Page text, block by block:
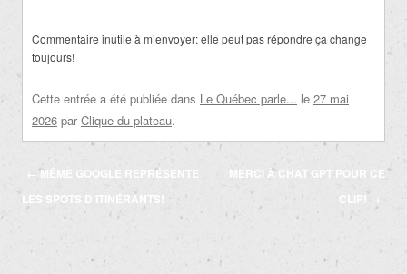
Commentaire inutile à m’envoyer: elle peut pas répondre ça change
toujours!
Cette entrée a été publiée dans Le Québec parle... le 27 mai
2026 par Clique du plateau.
Navigation
des
articles
← MÊME GOOGLE REPRÉSENTE
LES SPOTS D’ITINÉRANTS!
MERCI À CHAT GPT POUR CE
CLIP!→